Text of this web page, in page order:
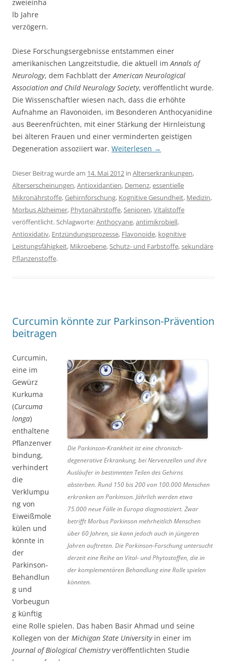
zweieinha
lb Jahre
verzögern.
Diese Forschungsergebnisse entstammen einer
amerikanischen Langzeitstudie, die aktuell imAnnals of
Neurology, dem Fachblatt derAmerican Neurological
Association and Child Neurology Society, veröffentlicht wurde.
Die Wissenschaftler wiesen nach, dass die erhöhte
Aufnahme an Flavonoiden, im Besonderen Anthocyanidine
aus Beerenfrüchten, mit einer Stärkung der Hirnleistung
bei älteren Frauen und einer verminderten geistigen
Degeneration assoziiert war. Weiterlesen →
Dieser Beitrag wurde am 14. Mai 2012 in Alterserkrankungen,
Alterserscheinungen,Antioxidantien, Demenz,essentielle
Mikronährstoffe,Gehirnforschung, Kognitive Gesundheit, Medizin,
Morbus Alzheimer, Phytonährstoffe,Senioren,Vitalstoffe
veröffentlicht. Schlagworte:Anthocyane,antimikrobiell,
Antioxidativ, Entzündungsprozesse, Flavonoide, kognitive
Leistungsfähigkeit, Mikroebene,Schutz- und Farbstoffe,sekundäre
Pflanzenstoffe.
Curcumin könnte zur Parkinson-Prävention
beitragen
Die Parkinson-Krankheit ist eine chronisch-
degenerative Erkrankung, bei Nervenzellen und ihre
Ausläufer in bestimmten Teilen des Gehirns
absterben. Rund 150 bis 200 von 100.000 Menschen
erkranken an Parkinson. Jährlich werden etwa
75.000 neue Fälle in Europa diagnostiziert. Zwar
betrifft Morbus Parkinson mehrheitlich Menschen
über 60 Jahren, sie kann jedoch auch in jüngeren
Jahren auftreten. Die Parkinson-Forschung untersucht
derzeit eine Reihe an Vital- und Phytostoffen, die in
der komplementären Behandlung eine Rolle spielen
könnten.
Curcumin,
eine im
Gewürz
Kurkuma
(Curcuma
longa)
enthaltene
Pflanzenver
bindung,
verhindert
die
Verklumpu
ng von
Eiweißmole
külen und
könnte in
der
Parkinson-
Behandlun
g und
Vorbeugun
g künftig
eine Rolle spielen. Das haben Basir Ahmad und seine
Kollegen von der Michigan State Universityin einer im
Journal of Biological Chemistryveröffentlichten Studie